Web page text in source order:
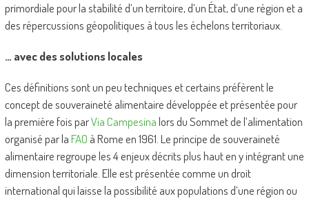
primordiale pour la stabilité d’un territoire, d’un État, d’une région et a
des répercussions géopolitiques à tous les échelons territoriaux.
… avec des solutions locales
Ces définitions sont un peu techniques et certains préfèrent le
concept de souveraineté alimentaire développée et présentée pour
la première fois parVia Campesinalors du Sommet de l’alimentation
organisé par laFAO à Rome en 1961. Le principe de souveraineté
alimentaire regroupe les 4 enjeux décrits plus haut en y intégrant une
dimension territoriale. Elle est présentée comme un droit
international qui laisse la possibilité aux populations d’une région ou